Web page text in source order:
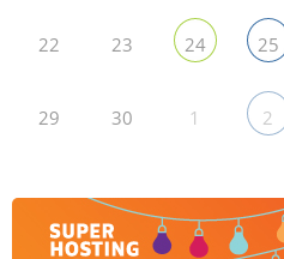
22 23 24 25
29 30 1 2